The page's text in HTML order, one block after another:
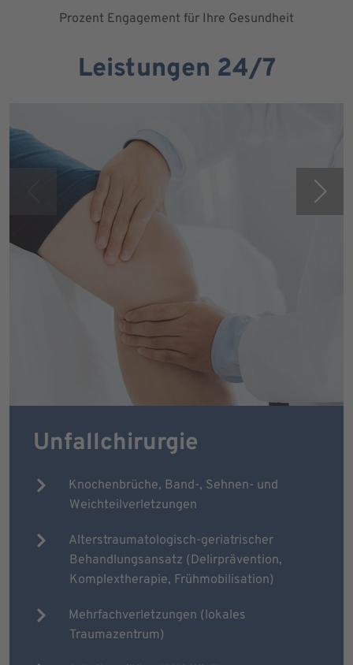
Prozent Engagement für Ihre Gesundheit
Leistungen 24/7
Unfallchirurgie
Knochenbrüche, Band-, Sehnen- und
Weichteilverletzungen
Alterstraumatologisch-geriatrischer
Behandlungsansatz (Delirprävention,
Komplextherapie, Frühmobilisation)
Mehrfachverletzungen (lokales
Traumazentrum)